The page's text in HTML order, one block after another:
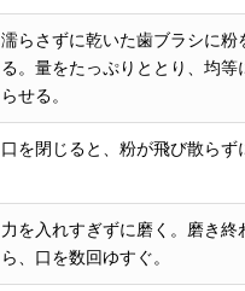
濡らさずに乾いた歯ブラシに粉
る。量をたっぷりととり、均等
らせる。
口を閉じると、粉が飛び散らず
力を入れすぎずに磨く。磨き終
ら、口を数回ゆすぐ。